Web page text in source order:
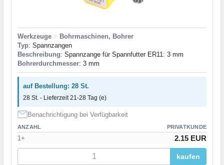
Werkzeuge > Bohrmaschinen, Bohrer
Typ: Spannzangen
Beschreibung: Spannzange für Spannfutter ER11: 3 mm
Bohrerdurchmesser: 3 mm
auf Bestellung: 28 St.
28 St. - Lieferzeit 21-28 Tag (e)
Benachrichtigung bei Verfügbarkeit
ANZAHL PRIVATKUNDE
1+ 2.15 EUR
kaufen